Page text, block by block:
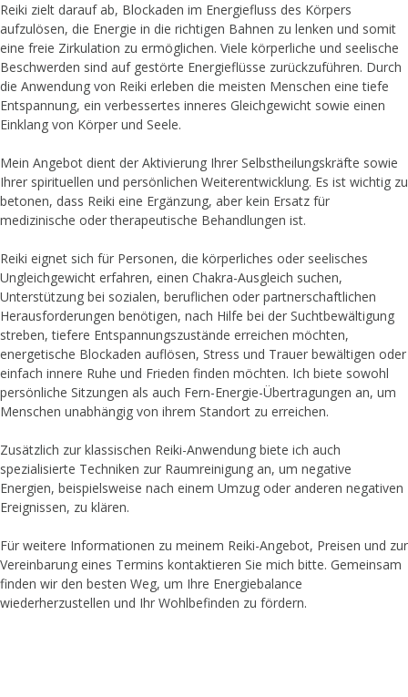
Reiki zielt darauf ab, Blockaden im Energiefluss des Körpers
aufzulösen, die Energie in die richtigen Bahnen zu lenken und somit
eine freie Zirkulation zu ermöglichen. Viele körperliche und seelische
Beschwerden sind auf gestörte Energieflüsse zurückzuführen. Durch
die Anwendung von Reiki erleben die meisten Menschen eine tiefe
Entspannung, ein verbessertes inneres Gleichgewicht sowie einen
Einklang von Körper und Seele.
Mein Angebot dient der Aktivierung Ihrer Selbstheilungskräfte sowie
Ihrer spirituellen und persönlichen Weiterentwicklung. Es ist wichtig zu
betonen, dass Reiki eine Ergänzung, aber kein Ersatz für
medizinische oder therapeutische Behandlungen ist.
Reiki eignet sich für Personen, die körperliches oder seelisches
Ungleichgewicht erfahren, einen Chakra-Ausgleich suchen,
Unterstützung bei sozialen, beruflichen oder partnerschaftlichen
Herausforderungen benötigen, nach Hilfe bei der Suchtbewältigung
streben, tiefere Entspannungszustände erreichen möchten,
energetische Blockaden auflösen, Stress und Trauer bewältigen oder
einfach innere Ruhe und Frieden finden möchten. Ich biete sowohl
persönliche Sitzungen als auch Fern-Energie-Übertragungen an, um
Menschen unabhängig von ihrem Standort zu erreichen.
Zusätzlich zur klassischen Reiki-Anwendung biete ich auch
spezialisierte Techniken zur Raumreinigung an, um negative
Energien, beispielsweise nach einem Umzug oder anderen negativen
Ereignissen, zu klären.
Für weitere Informationen zu meinem Reiki-Angebot, Preisen und zur
Vereinbarung eines Termins kontaktieren Sie mich bitte. Gemeinsam
finden wir den besten Weg, um Ihre Energiebalance
wiederherzustellen und Ihr Wohlbefinden zu fördern.